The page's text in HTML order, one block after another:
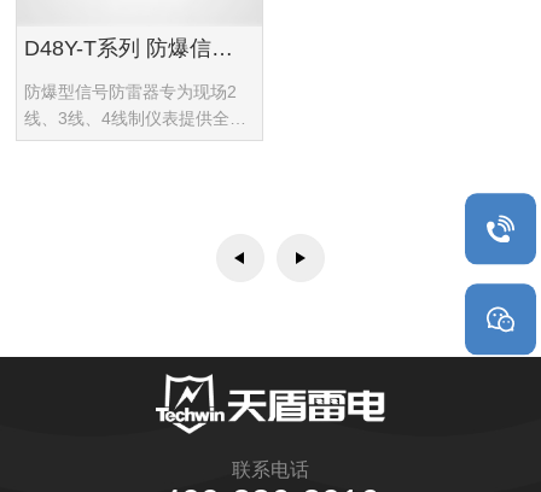
D48Y-T系列 防爆信号浪涌保护器
防爆型信号防雷器专为现场2
线、3线、4线制仪表提供全面
的保护，确保设备在雷电感应
联系电话